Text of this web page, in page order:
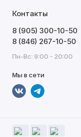
Контакты
8 (905) 300-10-50
8 (846) 267-10-50
Пн-Вс: 9:00 - 20:00
Мы в сети